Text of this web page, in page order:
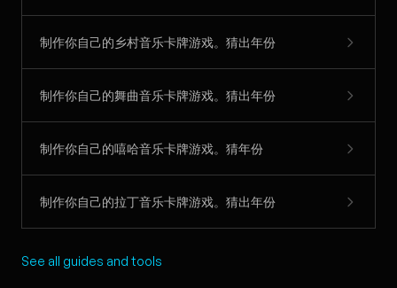
制作你自己的乡村音乐卡牌游戏。猜出年份
制作你自己的舞曲音乐卡牌游戏。猜出年份
制作你自己的嘻哈音乐卡牌游戏。猜年份
制作你自己的拉丁音乐卡牌游戏。猜出年份
See all guides and tools